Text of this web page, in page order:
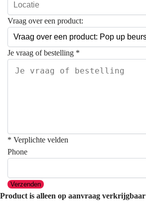
Vraag over een product:
Je vraag of bestelling *
* Verplichte velden
Phone
Verzenden
Product is alleen op aanvraag verkrijgbaar